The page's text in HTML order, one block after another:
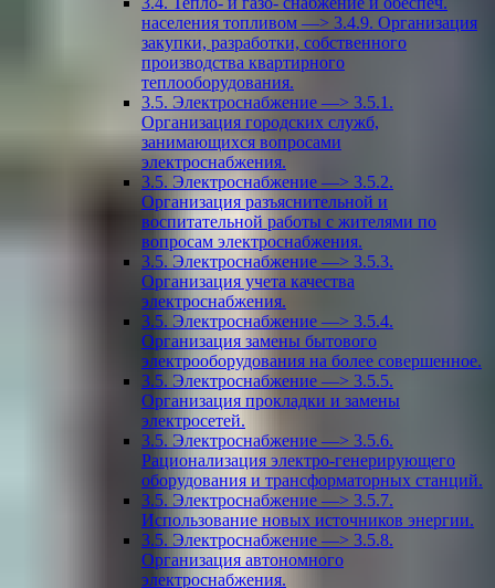
населения топливом —> 3.4.9. Организация
закупки, разработки, собственного
производства квартирного
теплооборудования.
3.5. Электроснабжение —> 3.5.1.
Организация городских служб,
занимающихся вопросами
электроснабжения.
3.5. Электроснабжение —> 3.5.2.
Организация разъяснительной и
воспитательной работы с жителями по
вопросам электроснабжения.
3.5. Электроснабжение —> 3.5.3.
Организация учета качества
электроснабжения.
3.5. Электроснабжение —> 3.5.4.
Организация замены бытового
электрооборудования на более совершенное.
3.5. Электроснабжение —> 3.5.5.
Организация прокладки и замены
электросетей.
3.5. Электроснабжение —> 3.5.6.
Рационализация электро-генерирующего
оборудования и трансформаторных станций.
3.5. Электроснабжение —> 3.5.7.
Использование новых источников энергии.
3.5. Электроснабжение —> 3.5.8.
Организация автономного
электроснабжения.